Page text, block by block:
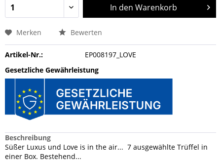
In den Warenkorb
Merken Bewerten
Artikel-Nr.:
EP008197_LOVE
Gesetzliche Gewährleistung
Beschreibung
Süßer Luxus und Love is in the air... 7 ausgewählte Trüffel in
einer Box. Bestehend...